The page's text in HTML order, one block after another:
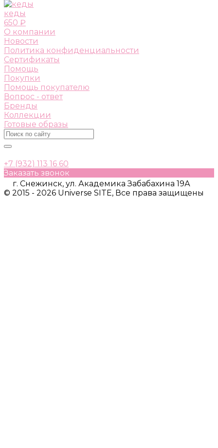
кеды
650 ₽
О компании
Новости
Политика конфиденциальности
Сертификаты
Помощь
Покупки
Помощь покупателю
Вопрос - ответ
Бренды
Коллекции
Готовые образы
+7 (932) 113 16 60
Заказать звонок
г. Снежинск, ул. Академика Забабахина 19А
© 2015 - 2026 Universe SITE, Все права защищены